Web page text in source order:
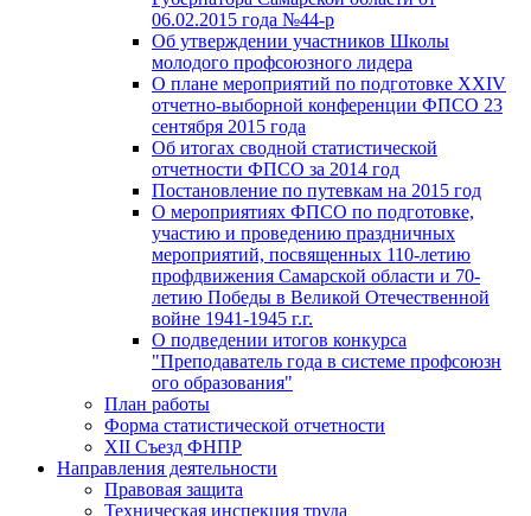
06.02.2015 года №44-р
Об утверждении участников Школы
молодого профсоюзного лидера
О плане мероприятий по подготовке XXIV
отчетно-выборной конференции ФПСО 23
сентября 2015 года
Об итогах сводной статистической
отчетности ФПСО за 2014 год
Постановление по путевкам на 2015 год
О мероприятиях ФПСО по подготовке,
участию и проведению праздничных
мероприятий, посвященных 110-летию
профдвижения Самарской области и 70-
летию Победы в Великой Отечественной
войне 1941-1945 г.г.
О подведении итогов конкурса
"Преподаватель года в системе профсоюзн
ого образования"
План работы
Форма статистической отчетности
XII Съезд ФНПР
Направления деятельности
Правовая защита
Техническая инспекция труда